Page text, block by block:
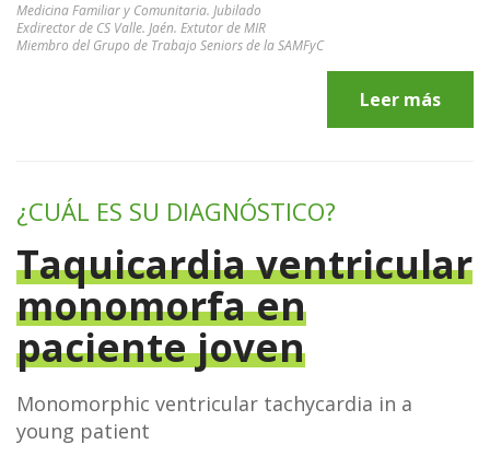
Medicina Familiar y Comunitaria. Jubilado
Exdirector de CS Valle. Jaén. Extutor de MIR
Miembro del Grupo de Trabajo Seniors de la SAMFyC
Leer más
¿CUÁL ES SU DIAGNÓSTICO?
Taquicardia ventricular
monomorfa en
paciente joven
Monomorphic ventricular tachycardia in a
young patient